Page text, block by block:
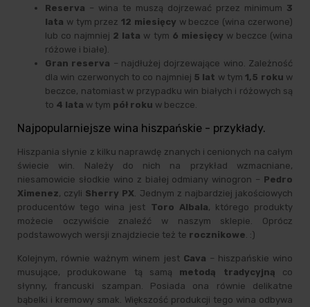
Reserva – wina te muszą dojrzewać przez minimum 3
lata w tym przez12 miesięcy w beczce (wina czerwone)
lub co najmniej 2 lata w tym 6 miesięcy w beczce (wina
różowe i białe).
Gran reserva – najdłużej dojrzewające wino. Zależność
dla win czerwonych to co najmniej 5 lat w tym1,5 roku w
beczce, natomiast w przypadku win białych i różowych są
to 4 lata w tym pół roku w beczce.
Najpopularniejsze wina hiszpańskie - przykłady.
Hiszpania słynie z kilku naprawdę znanych i cenionych na całym
świecie win. Należy do nich na przykład wzmacniane,
niesamowicie słodkie wino z białej odmiany winogron – Pedro
Ximenez, czyli Sherry PX . Jednym z najbardziej jakościowych
producentów tego wina jest Toro Albala, którego produkty
możecie oczywiście znaleźć w naszym sklepie. Oprócz
podstawowych wersji znajdziecie też te rocznikowe . :)
Kolejnym, równie ważnym winem jest Cava – hiszpańskie wino
musujące, produkowane tą samą metodą tradycyjną co
słynny, francuski szampan. Posiada ona równie delikatne
bąbelki i kremowy smak. Większość produkcji tego wina odbywa